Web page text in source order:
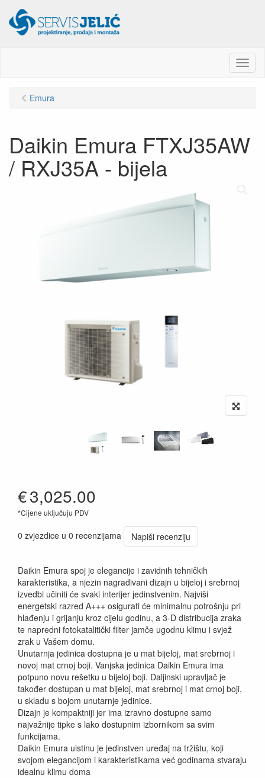
M
e
Emura
Daikin Emura FTXJ35AW
/ RXJ35A - bijela
€3,025.00
*Cijene uključuju PDV
0 zvjezdice u 0 recenzijama Napiši recenziju
Daikin Emura spoj je elegancije i zavidnih tehničkih
karakteristika, a njezin nagrađivani dizajn u bijeloj i srebrnoj
izvedbi učiniti će svaki interijer jedinstvenim. Najviši
energetski razred A+++ osigurati će minimalnu potrošnju pri
hlađenju i grijanju kroz cijelu godinu, a 3-D distribucija zraka
te napredni fotokatalitički filter jamče ugodnu klimu i svjež
zrak u Vašem domu.
Unutarnja jedinica dostupna je u mat bijeloj, mat srebrnoj i
novoj mat crnoj boji. Vanjska jedinica Daikin Emura ima
potpuno novu rešetku u bijeloj boji. Daljinski upravljač je
također dostupan u mat bijeloj, mat srebrnoj i mat crnoj boji,
u skladu s bojom unutarnje jedinice.
Dizajn je kompaktniji jer ima izravno dostupne samo
najvažnije tipke s lako dostupnim izbornikom sa svim
funkcijama.
Daikin Emura uistinu je jedinstven uređaj na tržištu, koji
svojom elegancijom i karakteristikama već godinama stvaraju
idealnu klimu doma